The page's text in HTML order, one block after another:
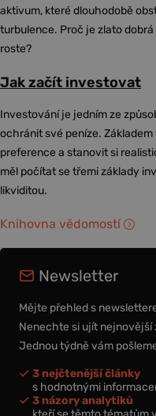
aktivum, které dlouhodobě
turbulence. Proč je zlato
roste?
Jak začít investovat
Investování je jedním ze
ochránit své peníze.
preference a stanovit si
měl počítat se třemi základy
likviditou.
Knihovna vědomostí
Newsletter
Mějte přehled s
Nenechte si ujít
Jednou týdně vám
3 nejčtenější články
s hodnotnými
3 názory analytiků